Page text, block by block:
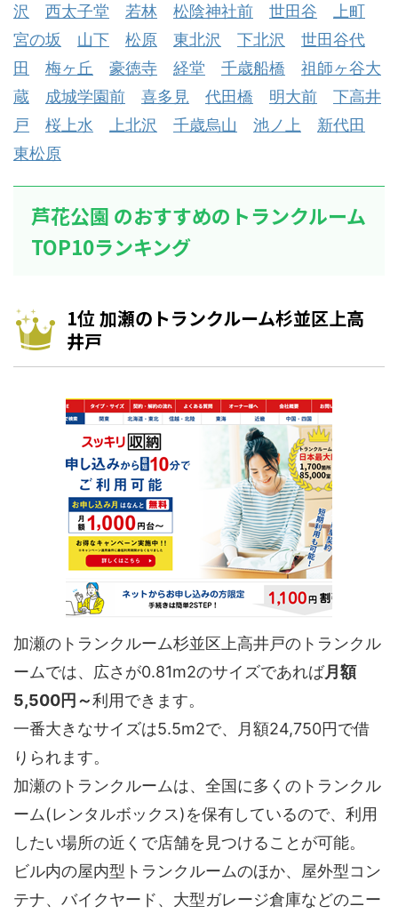
沢
西太子堂 若林 松陰神社前 世田谷
上町
宮の坂
山下 松原 東北沢 下北沢
世田谷代
田
梅ヶ丘 豪徳寺 経堂 千歳船橋
祖師ヶ谷大
蔵
成城学園前 喜多見 代田橋 明大前
下高井
戸
桜上水 上北沢 千歳烏山 池ノ上
新代田
東松原
芦花公園 のおすすめのトランクルーム
TOP10ランキング
1位 加瀬のトランクルーム杉並区上高
井戸
加瀬のトランクルーム杉並区上高井戸のトランクル
ームでは、広さが0.81m2のサイズであれば月額
5,500円～利用できます。
一番大きなサイズは5.5m2で、月額24,750円で借
りられます。
加瀬のトランクルームは、全国に多くのトランクル
ーム(レンタルボックス)を保有しているので、利用
したい場所の近くで店舗を見つけることが可能。
ビル内の屋内型トランクルームのほか、屋外型コン
テナ、バイクヤード、大型ガレージ倉庫などのニー